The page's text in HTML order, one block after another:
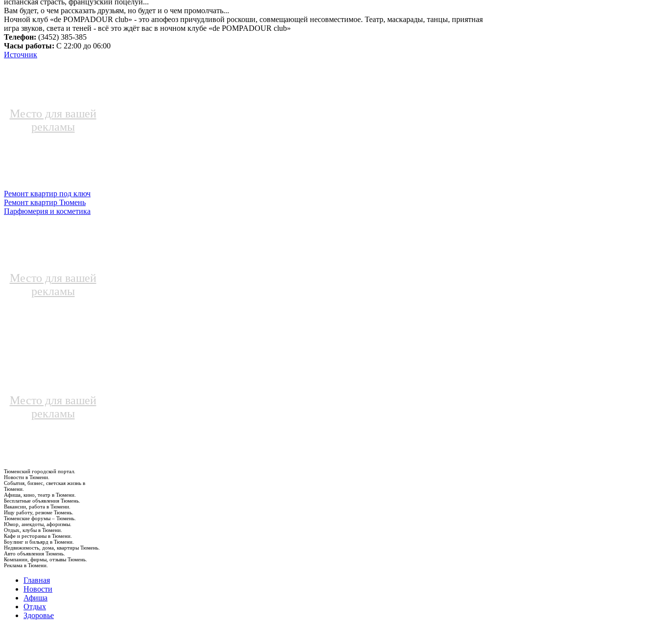
испанская страсть, французский поцелуй...
Вам будет, о чем рассказать друзьям, но будет и о чем промолчать...
Ночной клуб «de POMPADOUR club» - это апофеоз причудливой роскоши, совмещающей несовместимое. Театр, маскарады, танцы, приятная
игра звуков, света и теней - всё это ждёт вас в ночном клубе «de POMPADOUR club»
Телефон: (3452) 385-385
Часы работы: С 22:00 до 06:00
Источник
Место для вашей
рекламы
Ремонт квартир под ключ
Ремонт квартир Тюмень
Парфюмерия и косметика
Место для вашей
рекламы
Место для вашей
рекламы
Тюменский городской портал.
Новости в Тюмени.
События, бизнес, светская жизнь в
Тюмени.
Афиша, кино, театр в Тюмени.
Бесплатные объявления Тюмень.
Вакансии, работа в Тюмени.
Ищу работу, резюме Тюмень.
Тюменские форумы – Тюмень.
Юмор, анекдоты, афоризмы.
Отдых, клубы в Тюмени.
Кафе и рестораны в Тюмени.
Боулинг и бильярд в Тюмени.
Недвижимость, дома, квартиры Тюмень.
Авто объявления Тюмень.
Компании, фирмы, отзывы Тюмень.
Реклама в Тюмени.
Главная
Новости
Афиша
Отдых
Здоровье